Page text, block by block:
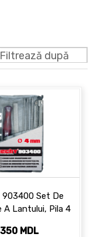
Filtrează după
Set De
A Lantului, Pila 4
350 MDL